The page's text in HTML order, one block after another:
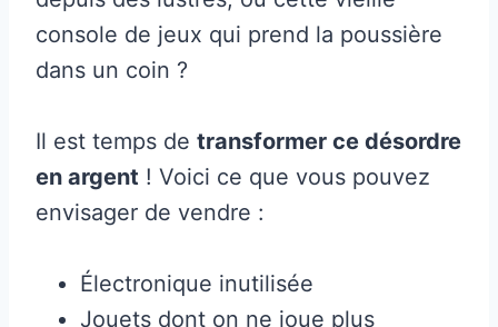
console de jeux qui prend la poussière
dans un coin ?
Il est temps de transformer ce désordre
en argent ! Voici ce que vous pouvez
envisager de vendre :
Électronique inutilisée
Jouets dont on ne joue plus